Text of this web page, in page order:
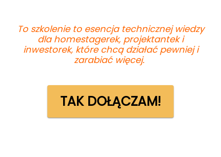
To szkolenie to esencja technicznej wiedzy
dla homestagerek, projektantek i
inwestorek, które chcą działać pewniej i
zarabiać więcej.
TAK DOŁĄCZAM!